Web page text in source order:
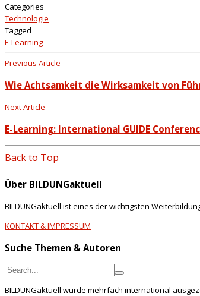
Categories
Technologie
Tagged
E-Learning
Previous Article
Wie Achtsamkeit die Wirksamkeit von
Next Article
E-Learning: International GUIDE
Back to Top
Über BILDUNGaktuell
BILDUNGaktuell ist eines der wichtigsten
KONTAKT & IMPRESSUM
Suche Themen & Autoren
BILDUNGaktuell wurde mehrfach international